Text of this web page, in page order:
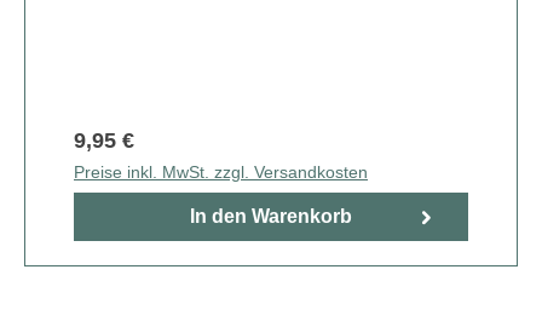
9,95 €
Preise inkl. MwSt. zzgl. Versandkosten
In den Warenkorb